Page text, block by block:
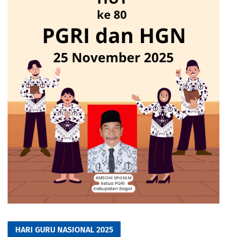
HARI GURU NASIONAL 2025